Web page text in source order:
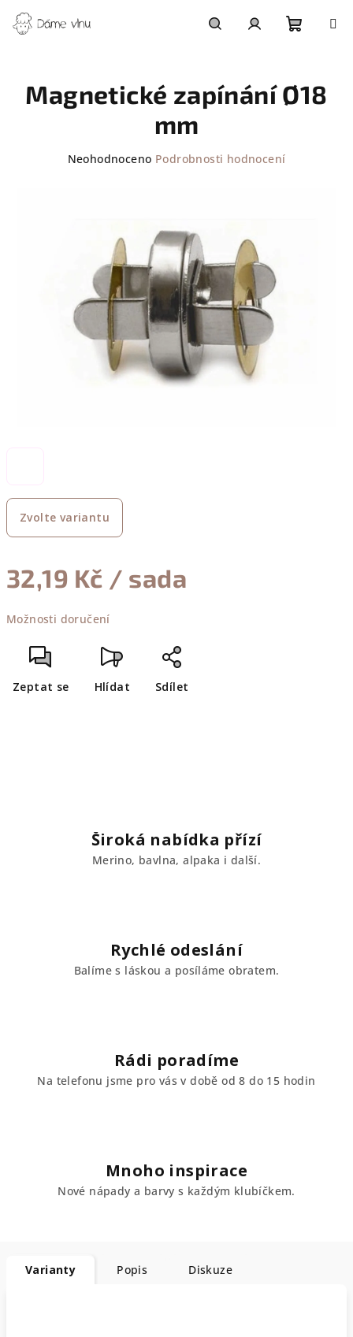
na
obsah
košík
Zvolte variantu
32,19 Kč / sada
cena:
Možnosti doručení
Zeptat se Hlídat Sdílet
Magnetické zapínání Ø18
mm
Průměrné
hvězdiček.
Neohodnoceno Podrobnosti hodnocení
Široká nabídka přízí
Merino, bavlna, alpaka i další.
Rychlé odeslání
Balíme s láskou a posíláme obratem.
Rádi poradíme
Na telefonu jsme pro vás v době od 8 do 15 hodin
Mnoho inspirace
Nové nápady a barvy s každým klubíčkem.
Varianty Popis Diskuze